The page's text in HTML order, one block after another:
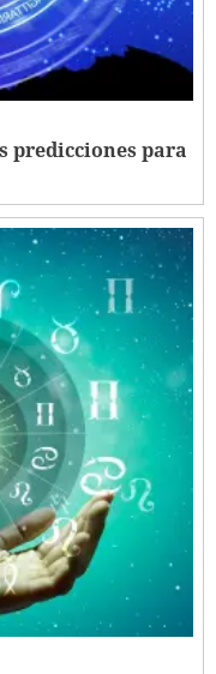
predicciones para